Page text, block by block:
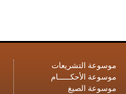
التشريعات
الأحكـــــام
الصيغ